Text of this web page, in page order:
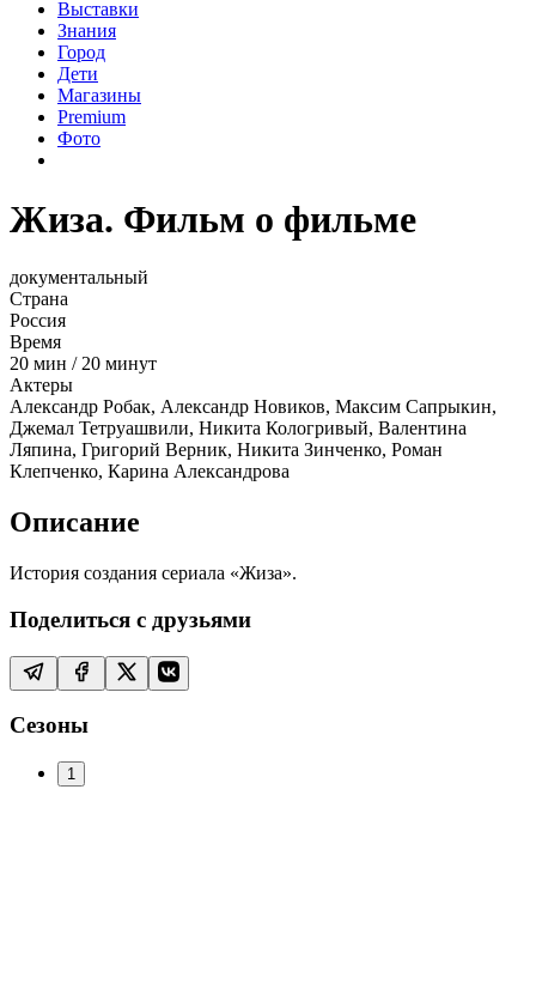
Выставки
Знания
Город
Дети
Магазины
Premium
Фото
Жиза. Фильм о фильме
документальный
Страна
Россия
Время
20 мин / 20 минут
Актеры
Александр Робак, Александр Новиков, Максим Сапрыкин,
Джемал Тетруашвили, Никита Кологривый, Валентина
Ляпина, Григорий Верник, Никита Зинченко, Роман
Клепченко, Карина Александрова
Описание
История создания сериала «Жиза».
Поделиться с друзьями
Сезоны
1